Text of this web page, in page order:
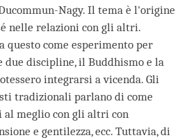
Nagy. Il tema è l'origine
nelle relazioni con gli altri.
questo come esperimento per
due discipline, il Buddhismo e la
integrarsi a vicenda. Gli
tradizionali parlano di come
al meglio con gli altri con
e gentilezza, ecc. Tuttavia, di